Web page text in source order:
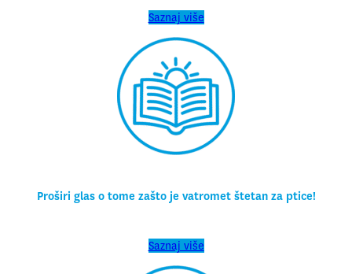
Saznaj više
Proširi glas o tome zašto je vatromet štetan za ptice!
Saznaj više